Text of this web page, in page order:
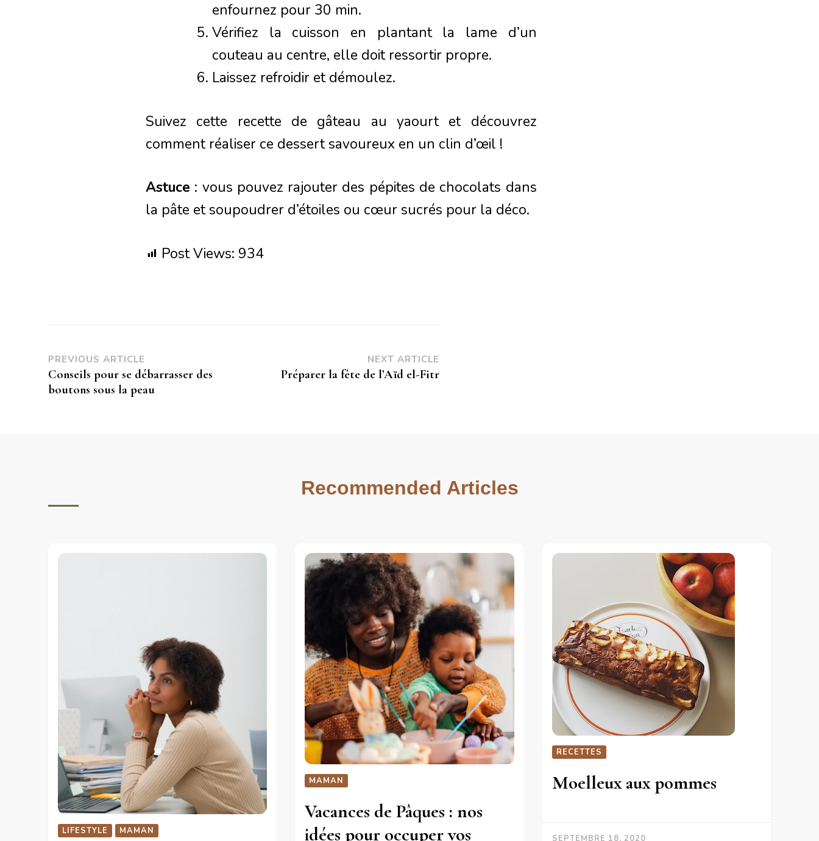
enfournez pour 30 min.
Vérifiez la cuisson en plantant la lame d’un
couteau au centre, elle doit ressortir propre.
Laissez refroidir et démoulez.
Suivez cette recette de gâteau au yaourt et découvrez
comment réaliser ce dessert savoureux en un clin d’œil !
Astuce : vous pouvez rajouter des pépites de chocolats dans
la pâte et soupoudrer d’étoiles ou cœur sucrés pour la déco.
Post Views: 934
PREVIOUS ARTICLE
Conseils pour se débarrasser des
boutons sous la peau
NEXT ARTICLE
Préparer la fête de l’Aïd el-Fitr
Recommended Articles
LIFESTYLE MAMAN
MAMAN
Vacances de Pâques : nos
idées pour occuper vos
RECETTES
Moelleux aux pommes
SEPTEMBRE 18, 2020